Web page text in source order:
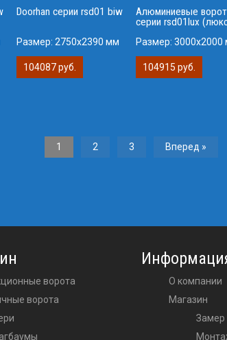
Doorhan серии rsd01 biw
Размер: 2750х2390 мм
104087 руб.
Алюминиевые
серии rsd01lux
Размер: 3000х2000
104915 руб.
1 2 3 Вперед »
ворота
ворота
О компании
Магазин
Замер